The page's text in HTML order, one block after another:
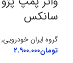
سانکس
گروه ایران خودرویی,
تومان۲.۹۰۰.۰۰۰